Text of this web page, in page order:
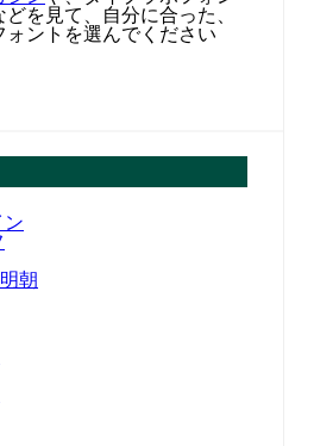
を見て、自分に合った、
ォントを選んでください
ン
朝